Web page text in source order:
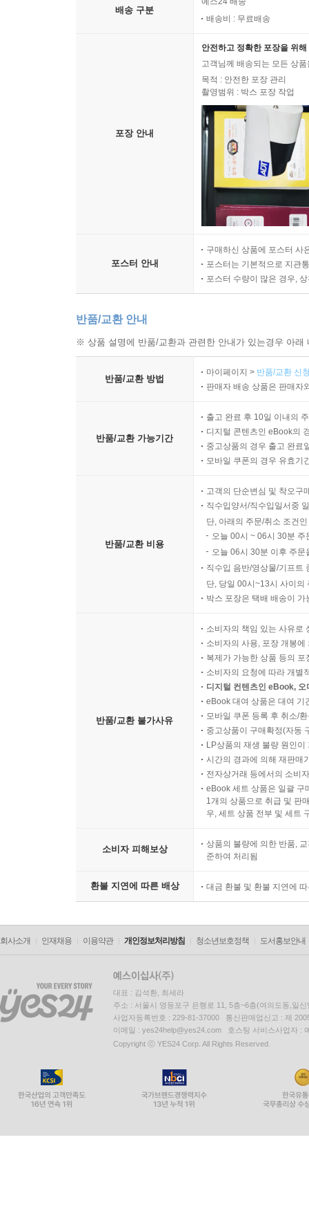
배송 구분
배송비 : 무료배송
포장 안내
안전하고 정확한 포장을 위
고객님께 배송되는 모든 상
목적 : 안전한 포장 관리
촬영범위 : 박스 포장 작업
포스터 안내
구매하신 상품에 포스터 사
포스터는 기본적으로 지관
포스터 수량이 많은 경우,
반품/교환 안내
※ 상품 설명에 반품/교환과 관련한 안내가 있는경우 아
반품/교환 방법
마이페이지 > 반품/교환 신
판매자 배송 상품은 판매자
반품/교환 가능기간
출고 완료 후 10일 이내의
디지털 콘텐츠인 eBook의
중고상품의 경우 출고 완료
모바일 쿠폰의 경우 유효기
반품/교환 비용
고객의 단순변심 및 착오구
직수입양서/직수입일서중
단, 아래의 주문/취소 조건
오늘 00시 ~ 06시 30분
오늘 06시 30분 이후 주
직수입 음반/영상물/기프트
단, 당일 00시~13시 사이의
박스 포장은 택배 배송이
반품/교환 불가사유
소비자의 책임 있는 사유로
소비자의 사용, 포장 개봉
복제가 가능한 상품 등의
소비자의 요청에 따라 개별
디지털 컨텐츠인 eBook,
eBook 대여 상품은 대여 기
모바일 쿠폰 등록 후 취소/
중고상품이 구매확정(자동
LP상품의 재생 불량 원인
시간의 경과에 의해 재판매
전자상거래 등에서의 소비
eBook 세트 상품은 일괄 구
1개의 상품으로 취급 및 판
우, 세트 상품 전부 및 세트
소비자 피해보상
상품의 불량에 의한 반품,
준하여 처리됨
환불 지연에 따른 배상 대금 환불 및 환불 지연에
회사소개 인재채용 이용약관 개인정보처리방침 청소년보호정책 도서홍보안내
대표 : 김석환, 최세라
주소 : 서울시 영등포구 은행로 11, 5층~6층(여의도동,일신
사업자등록번호 : 229-81-37000 통신판매업신고 : 제
이메일 : yes24help@yes24.com 호스팅 서비스사업자 :
Copyright ⓒ YES24 Corp. All Rights Reserved.